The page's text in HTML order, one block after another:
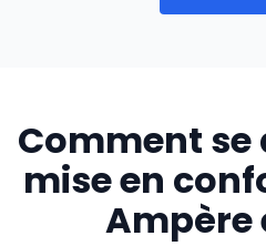
Comment se
mise en
Ampère